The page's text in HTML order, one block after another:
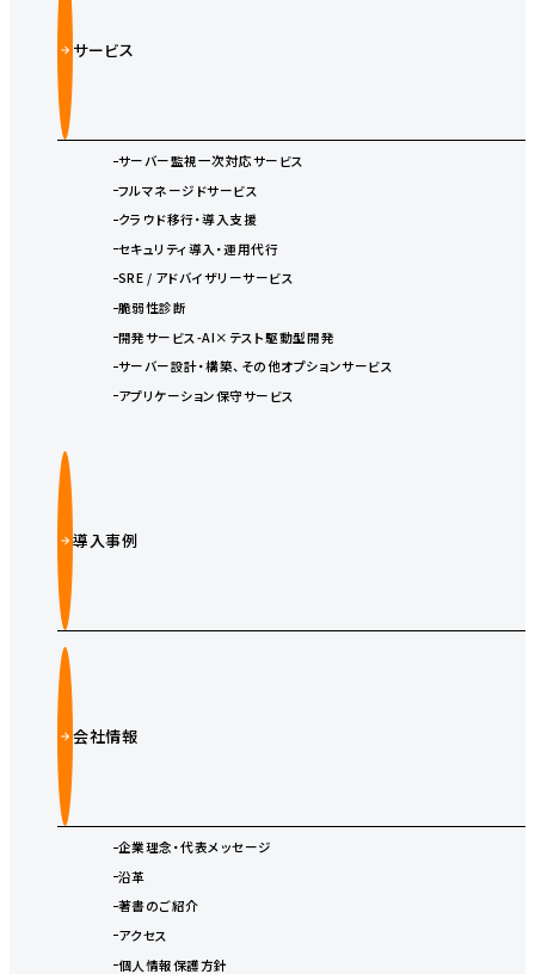
サービス
サーバー監視一次対応サービス
フルマネージドサービス
クラウド移行・導入支援
セキュリティ導入・運用代行
SRE / アドバイザリーサービス
脆弱性診断
開発サービス-AI×テスト駆動型開発
サーバー設計・構築、その他オプションサービス
アプリケーション保守サービス
導入事例
会社情報
企業理念・代表メッセージ
沿革
著書のご紹介
アクセス
個人情報保護方針